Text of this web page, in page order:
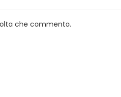
che commento.